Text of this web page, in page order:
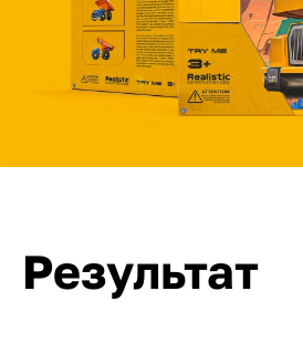
Результат